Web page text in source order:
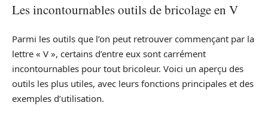
Les incontournables outils de bricolage en V
Parmi les outils que l’on peut retrouver commençant par la
lettre « V », certains d’entre eux sont carrément
incontournables pour tout bricoleur. Voici un aperçu des
outils les plus utiles, avec leurs fonctions principales et des
exemples d’utilisation.